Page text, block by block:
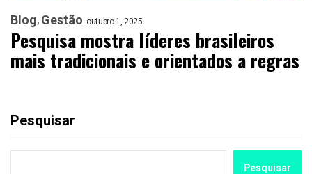
Blog Gestão outubro 1, 2025
Pesquisa mostra líderes brasileiros
mais tradicionais e orientados a regras
Pesquisar
Pesquisar